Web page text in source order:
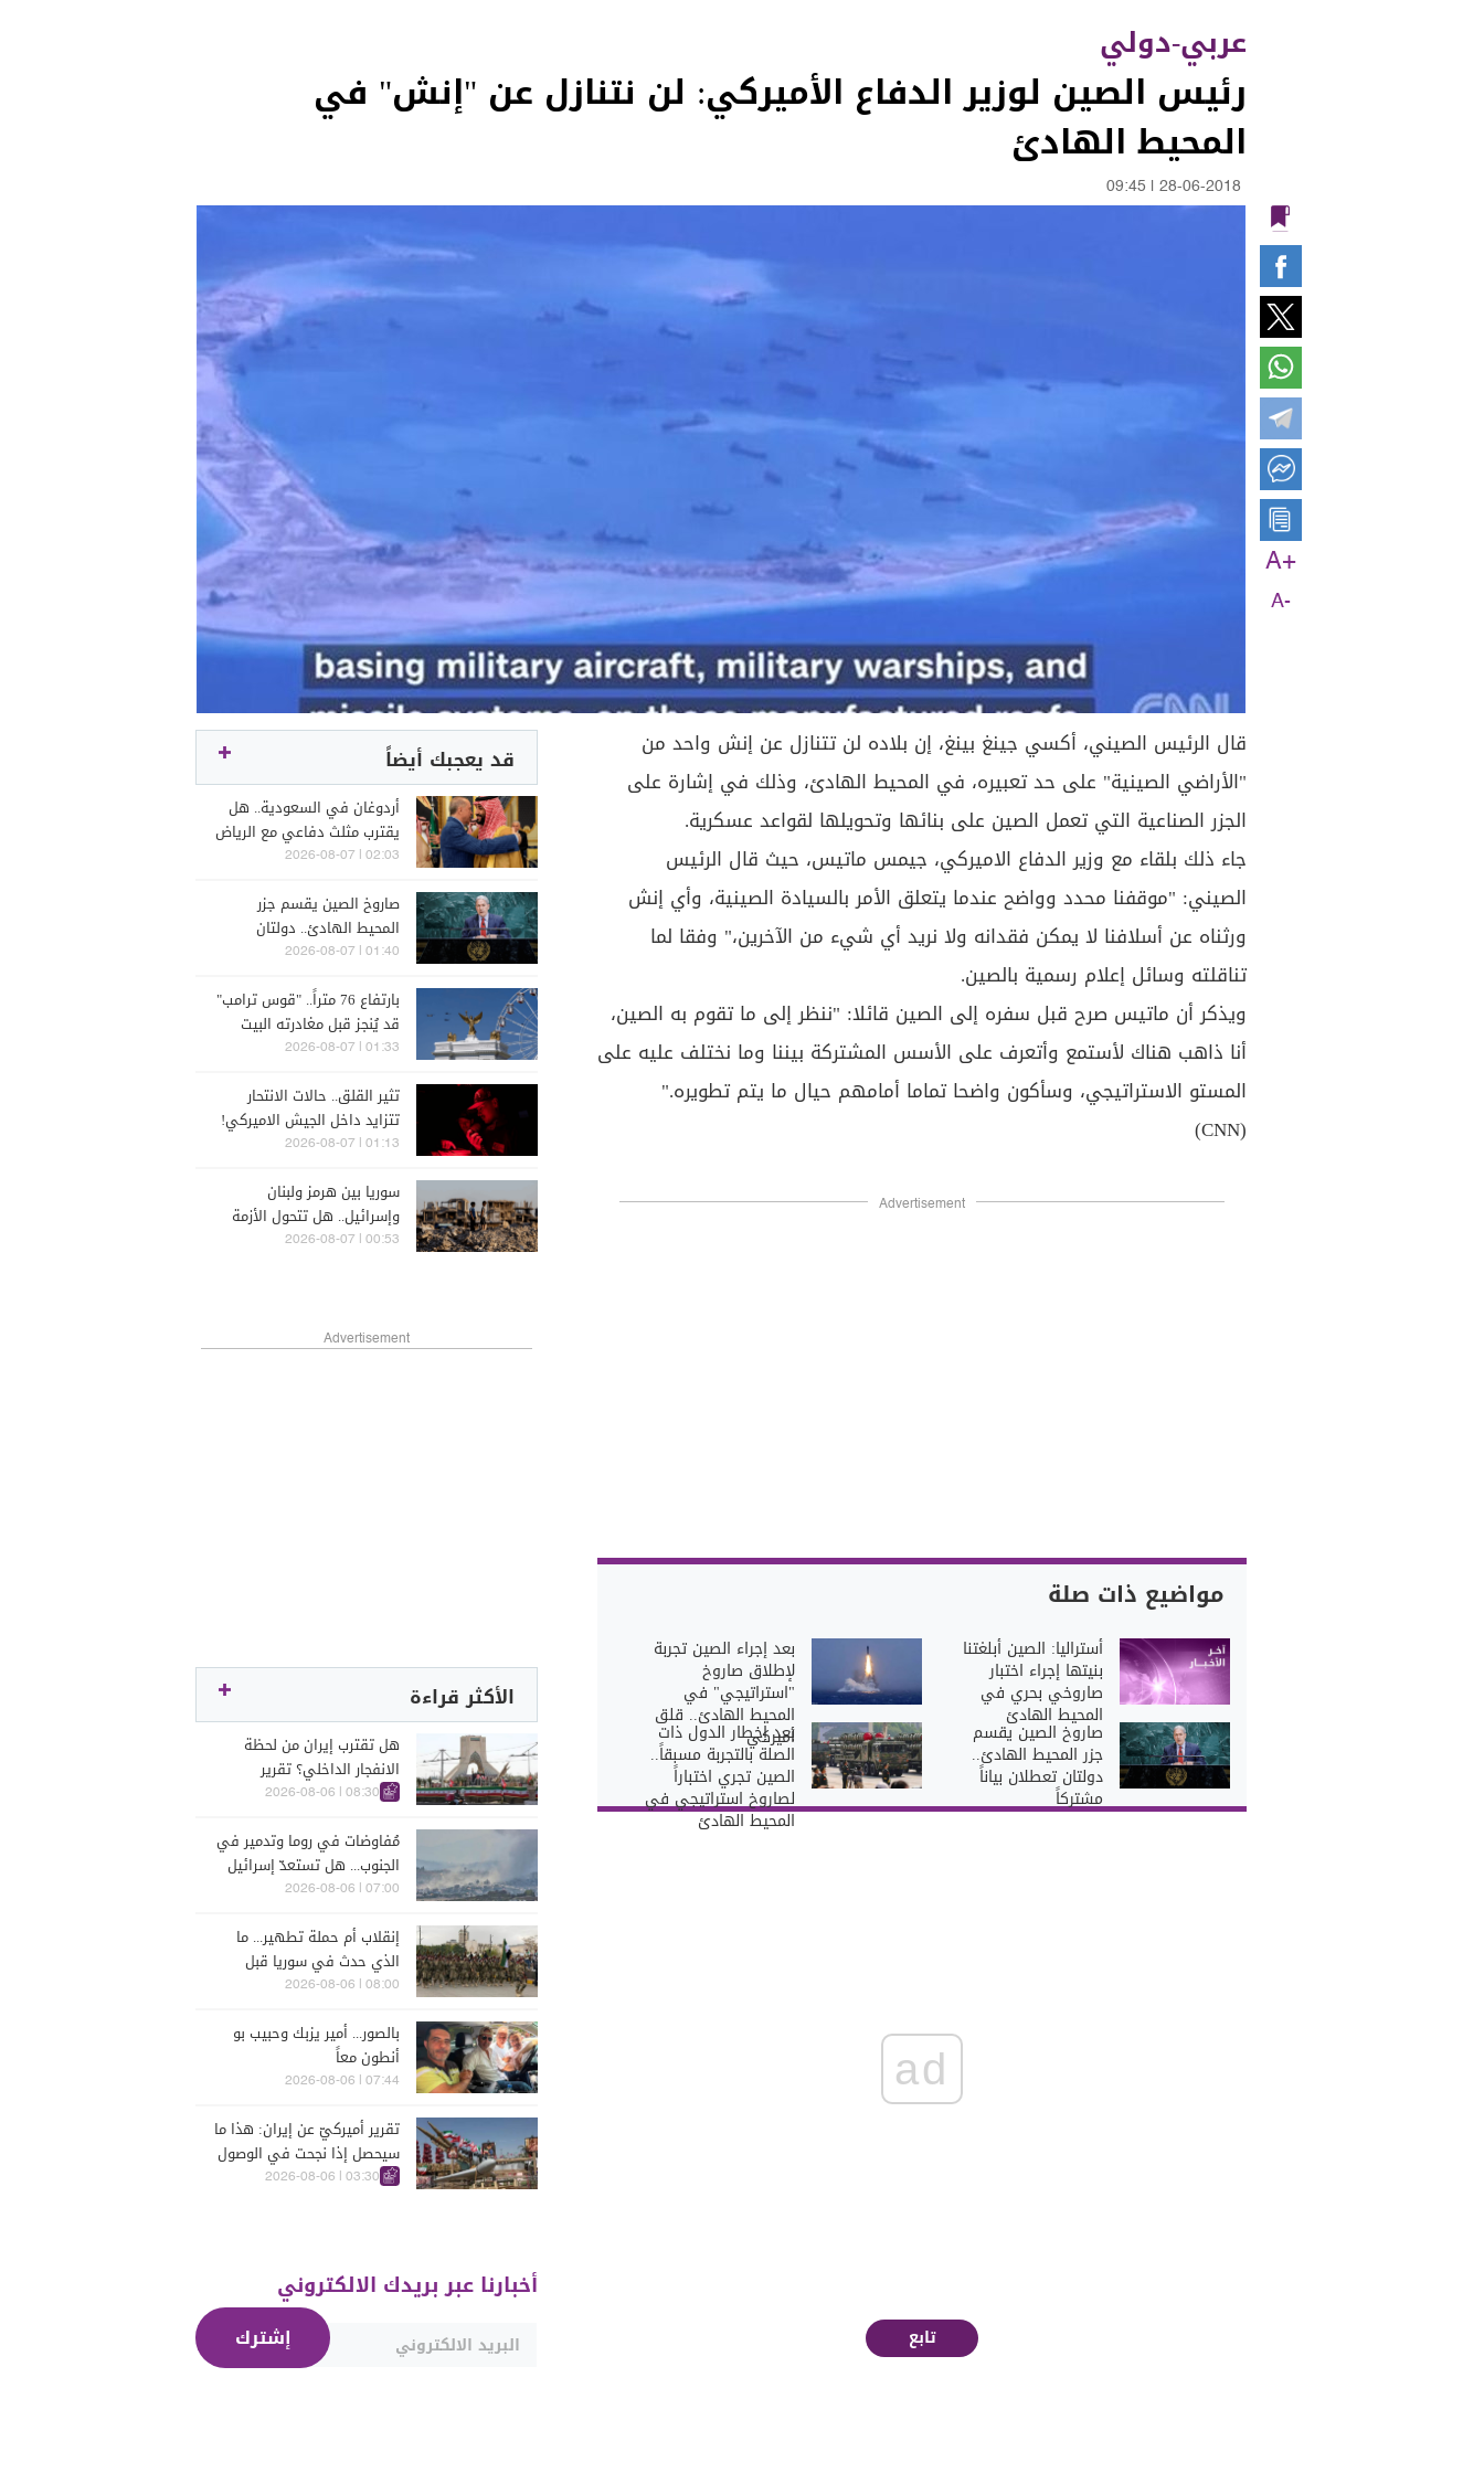
عربي-دولي
رئيس الصين لوزير الدفاع الأميركي: لن نتنازل عن "إنش" في
المحيط الهادئ
28-06-2018
09:45
A+
A-
قال الرئيس الصيني، أكسي جينغ بينغ، إن بلاده لن تتنازل عن إنش واحد من
"الأراضي الصينية" على حد تعبيره، في المحيط الهادئ، وذلك في إشارة على
الجزر الصناعية التي تعمل الصين على بنائها وتحويلها لقواعد عسكرية.
جاء ذلك بلقاء مع وزير الدفاع الاميركي، جيمس ماتيس، حيث قال الرئيس
الصيني: "موقفنا محدد وواضح عندما يتعلق الأمر بالسيادة الصينية، وأي إنش
ورثناه عن أسلافنا لا يمكن فقدانه ولا نريد أي شيء من الآخرين،" وفقا لما
تناقلته وسائل إعلام رسمية بالصين.
ويذكر أن ماتيس صرح قبل سفره إلى الصين قائلا: "ننظر إلى ما تقوم به الصين،
أنا ذاهب هناك لأستمع وأتعرف على الأسس المشتركة بيننا وما نختلف عليه على
المستو الاستراتيجي، وسأكون واضحا تماما أمامهم حيال ما يتم تطويره."
(CNN)
Advertisement
مواضيع ذات صلة
أستراليا: الصين أبلغتنا
بنيتها إجراء اختبار
صاروخي بحري في
المحيط الهادئ
بعد إجراء الصين تجربة
لإطلاق صاروخ
"استراتيجي" في
المحيط الهادئ.. قلق
أميركي صاروخ الصين يقسم
جزر المحيط الهادئ..
دولتان تعطلان بياناً
مشتركاً
بعد إخطار الدول ذات
الصلة بالتجربة مسبقاً..
الصين تجري اختباراً
لصاروخ استراتيجي في
المحيط الهادئ
ad
تابع
قد يعجبك أيضاً
أردوغان في السعودية.. هل
يقترب مثلث دفاعي مع الرياض
وإسلام آباد؟
02:03 | 2026-08-07
صاروخ الصين يقسم جزر
المحيط الهادئ.. دولتان
تعطلان بياناً مشتركاً
01:40 | 2026-08-07
بارتفاع 76 متراً.. "قوس ترامب"
قد يُنجز قبل مغادرته البيت
الأبيض
01:33 | 2026-08-07
تثير القلق.. حالات الانتحار
تتزايد داخل الجيش الاميركي!
01:13 | 2026-08-07
سوريا بين هرمز ولبنان
وإسرائيل.. هل تتحول الأزمة
الإقليمية إلى فرصة؟
00:53 | 2026-08-07
Advertisement
الأكثر قراءة
هل تقترب إيران من لحظة
الانفجار الداخلي؟ تقرير
اسرائيلي يكشف الكواليس
08:30 | 2026-08-06
مُفاوضات في روما وتدمير في
الجنوب... هل تستعدّ إسرائيل
للحرب؟
07:00 | 2026-08-06
إنقلاب أم حملة تطهير... ما
الذي حدث في سوريا قبل
يومين؟
08:00 | 2026-08-06
بالصور... أمير يزبك وحبيب بو
أنطون معاً
07:44 | 2026-08-06
تقرير أميركيّ عن إيران: هذا ما
سيحصل إذا نجحت في الوصول
إلى هذه الدولة الآسيويّة
03:30 | 2026-08-06
أخبارنا عبر بريدك الالكتروني
إشترك